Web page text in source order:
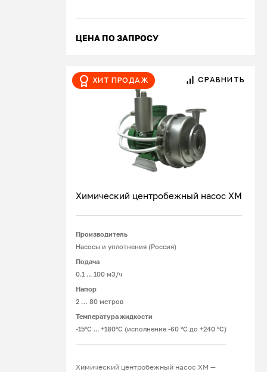
ЦЕНА ПО ЗАПРОСУ
Хит продаж СРАВНИТЬ
Химический центробежный насос ХМ
Производитель
Насосы и уплотнения (Россия)
Подача
0.1 ... 100 м3/ч
Напор
2 … 80 метров
Температура жидкости
-15°С ... +180°С (исполнение -60 °С до +240 °С)
Химический центробежный насос ХМ —